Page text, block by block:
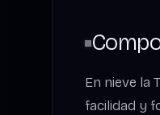
En nieve la
facilidad y